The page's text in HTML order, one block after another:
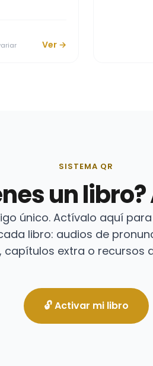
Ver →
Disponible
SISTEMA QR
un
único. Actívalo aquí
libro: audios de
capítulos extra o recursos
🔓 Activar mi libro